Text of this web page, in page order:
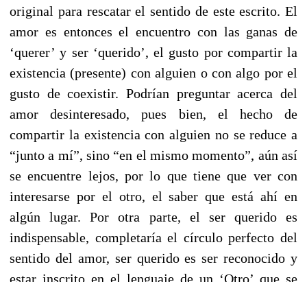
original para rescatar el sentido de este escrito. El
amor es entonces el encuentro con las ganas de
‘querer’ y ser ‘querido’, el gusto por compartir la
existencia (presente) con alguien o con algo por el
gusto de coexistir. Podrían preguntar acerca del
amor desinteresado, pues bien, el hecho de
compartir la existencia con alguien no se reduce a
“junto a mí”, sino “en el mismo momento”, aún así
se encuentre lejos, por lo que tiene que ver con
interesarse por el otro, el saber que está ahí en
algún lugar. Por otra parte, el ser querido es
indispensable, completaría el círculo perfecto del
sentido del amor, ser querido es ser reconocido y
estar inscrito en el lenguaje de un ‘Otro’ que se